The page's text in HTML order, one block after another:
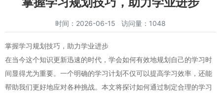
时间：2026-06-15 访问量：1048
掌握学习规划技巧，助力学业进步
在当今这个知识更新迅速的时代，学会如何有效地规划自己的学习时
间显得尤为重要。一个明确的学习计划不仅可以提高学习效率，还能
帮助我们更好地应对各种挑战。本文将探讨如何通过制定合理的学习